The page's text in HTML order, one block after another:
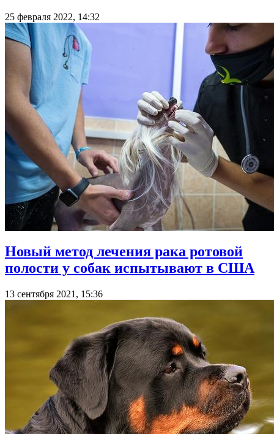
25 февраля 2022, 14:32
Новый метод лечения рака ротовой
полости у собак испытывают в США
13 сентября 2021, 15:36